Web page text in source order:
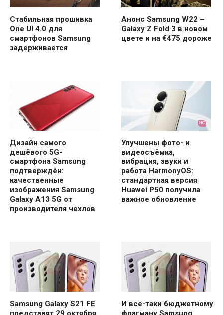
Стабильная прошивка
One UI 4.0 для
смартфонов Samsung
задерживается
Анонс Samsung W22 –
Galaxy Z Fold 3 в новом
цвете и на €475 дороже
Дизайн самого
дешёвого 5G-
смартфона Samsung
подтверждён:
качественные
изображения Samsung
Galaxy A13 5G от
производителя чехлов
Улучшены фото- и
видеосъёмка,
вибрация, звуки и
работа HarmonyOS:
стандартная версия
Huawei P50 получила
важное обновление
Samsung Galaxy S21 FE
представят 29 октября
И все-таки бюджетному
флагману Samsung